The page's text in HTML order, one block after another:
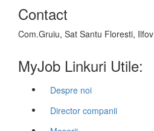
Contact
Com.Gruiu, Sat Santu Floresti, Ilfov
MyJob Linkuri Utile:
Despre noi
Director companii